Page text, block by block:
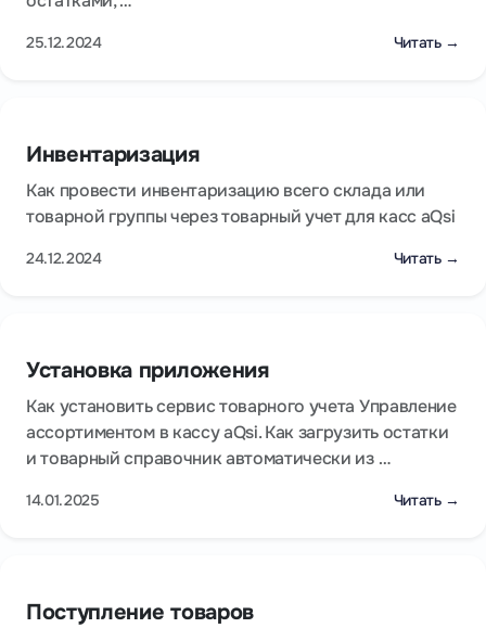
25.12.2024 Читать →
Инвентаризация
Как провести инвентаризацию всего склада или
товарной группы через товарный учет для касс aQsi
24.12.2024 Читать →
Установка приложения
Как установить сервис товарного учета Управление
ассортиментом в кассу aQsi. Как загрузить остатки
и товарный справочник автоматически из …
14.01.2025 Читать →
Поступление товаров